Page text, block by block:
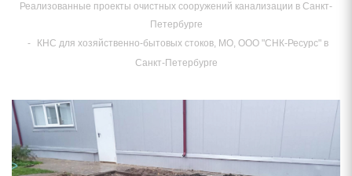
Реализованные проекты очистных сооружений канализации в Санкт-
Петербурге
-
КНС для хозяйственно-бытовых стоков, МО, ООО "СНК-Ресурс"
Санкт-Петербурге